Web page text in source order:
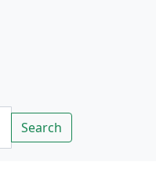
Rechercher
Search